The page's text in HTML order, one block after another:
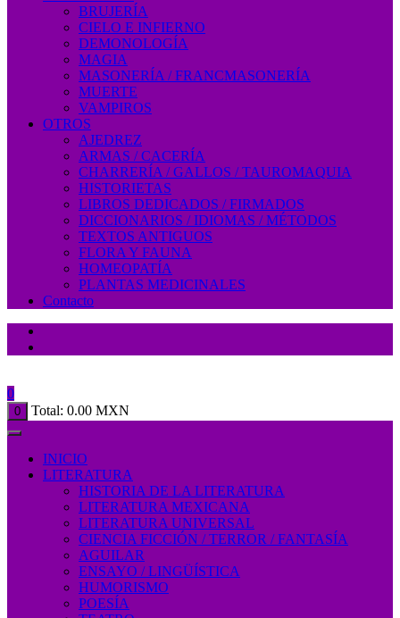
BRUJERÍA
CIELO E INFIERNO
DEMONOLOGÍA
MAGIA
MASONERÍA / FRANCMASONERÍA
MUERTE
VAMPIROS
OTROS
AJEDREZ
ARMAS / CACERÍA
CHARRERÍA / GALLOS / TAUROMAQUIA
HISTORIETAS
LIBROS DEDICADOS / FIRMADOS
DICCIONARIOS / IDIOMAS / MÉTODOS
TEXTOS ANTIGUOS
FLORA Y FAUNA
HOMEOPATÍA
PLANTAS MEDICINALES
Contacto
0
0 Total: 0.00 MXN
INICIO
LITERATURA
HISTORIA DE LA LITERATURA
LITERATURA MEXICANA
LITERATURA UNIVERSAL
CIENCIA FICCIÓN / TERROR / FANTASÍA
AGUILAR
ENSAYO / LINGÜÍSTICA
HUMORISMO
POESÍA